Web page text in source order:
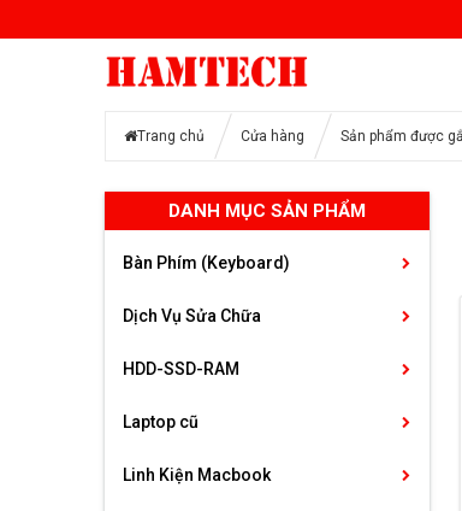
Trang chủ Cửa hàng Sản phẩm được
DANH MỤC SẢN PHẨM
Bàn Phím (Keyboard)
Dịch Vụ Sửa Chữa
HDD-SSD-RAM
Laptop cũ
Linh Kiện Macbook